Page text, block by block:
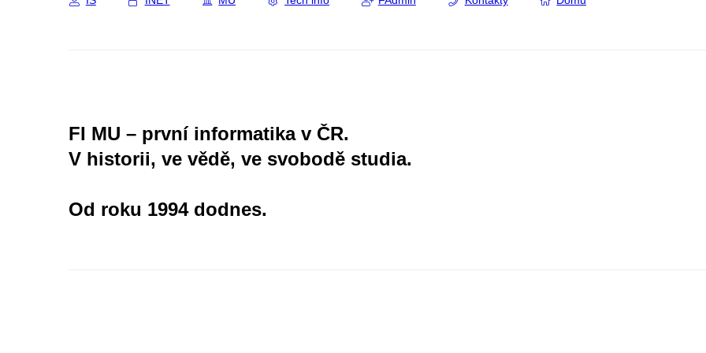
FI MU – první informatika v ČR.
V historii, ve vědě, ve svobodě studia.
Od roku 1994 dodnes.